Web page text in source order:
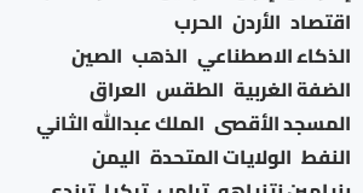
اقتصاد الأردن الحرب
الذكاء الاصطناعي الذهب الصين
الضفة الغربية الطقس العراق
المسجد الأقصى الملك عبدالله الثاني
النفط الولايات المتحدة اليمن